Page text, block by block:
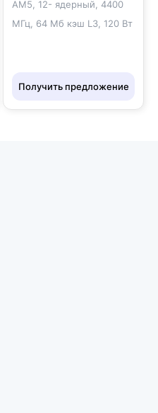
AM5, 12- ядерный, 4400
МГц, 64 Мб кэш L3, 120 Вт
Получить предложение